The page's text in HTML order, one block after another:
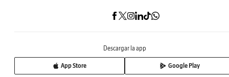
Descargar la app
App Store Google Play